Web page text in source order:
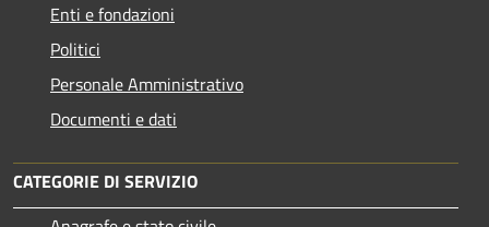
Enti e fondazioni
Politici
Personale Amministrativo
Documenti e dati
CATEGORIE DI SERVIZIO